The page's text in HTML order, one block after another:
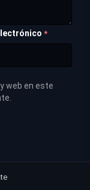
*
web en este